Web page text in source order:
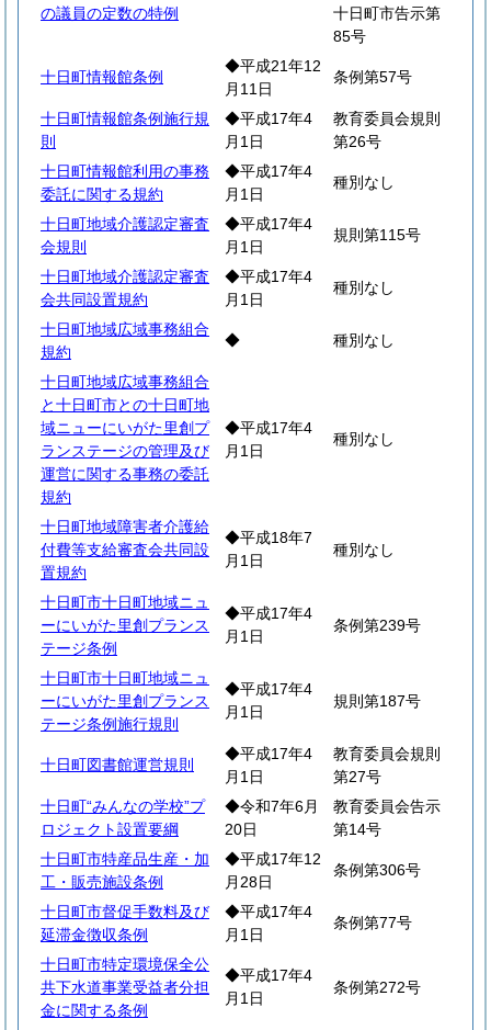
の議員の定数の特例
十日町市告示第
85号
十日町情報館条例
◆平成21年12
月11日
条例第57号
十日町情報館条例施行規
則
◆平成17年4
月1日
教育委員会規則
第26号
十日町情報館利用の事務
委託に関する規約
◆平成17年4
月1日
種別なし
十日町地域介護認定審査
会規則
◆平成17年4
月1日
規則第115号
十日町地域介護認定審査
会共同設置規約
◆平成17年4
月1日
種別なし
十日町地域広域事務組合
規約
◆ 種別なし
十日町地域広域事務組合
と十日町市との十日町地
域ニューにいがた里創プ
ランステージの管理及び
運営に関する事務の委託
規約
◆平成17年4
月1日
種別なし
十日町地域障害者介護給
付費等支給審査会共同設
置規約
◆平成18年7
月1日
種別なし
十日町市十日町地域ニュ
ーにいがた里創プランス
テージ条例
◆平成17年4
月1日
条例第239号
十日町市十日町地域ニュ
ーにいがた里創プランス
テージ条例施行規則
◆平成17年4
月1日
規則第187号
十日町図書館運営規則
◆平成17年4
月1日
教育委員会規則
第27号
十日町“みんなの学校”プ
ロジェクト設置要綱
◆令和7年6月
20日
教育委員会告示
第14号
十日町市特産品生産・加
工・販売施設条例
◆平成17年12
月28日
条例第306号
十日町市督促手数料及び
延滞金徴収条例
◆平成17年4
月1日
条例第77号
十日町市特定環境保全公
共下水道事業受益者分担
金に関する条例
◆平成17年4
月1日
条例第272号